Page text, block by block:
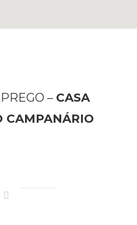
– CASA
CAMPANÁRIO